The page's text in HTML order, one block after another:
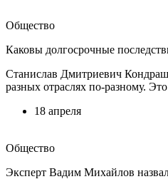
Общество
Каковы долгосрочные
Станислав Дмитриевич
разных отраслях по-разному.
18 апреля
Общество
Эксперт Вадим Михайлов